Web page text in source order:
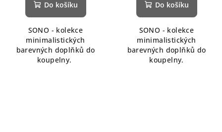
Do košíku
SONO - kolekce
minimalistických
barevných doplňků do
koupelny.
Do košíku
SONO - kolekce
minimalistických
barevných doplňků do
koupelny.